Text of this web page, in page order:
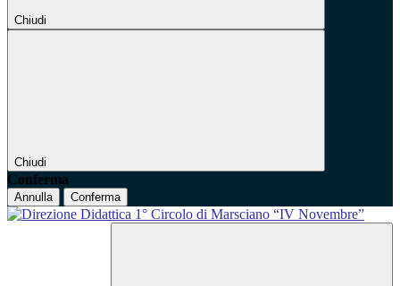
Chiudi
Chiudi
Conferma
Annulla Conferma